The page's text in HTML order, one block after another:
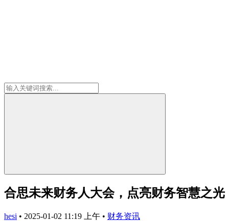
合思未来财务人大会，点亮财务智慧之光
hesi • 2025-01-02 11:19 上午 • 财务资讯